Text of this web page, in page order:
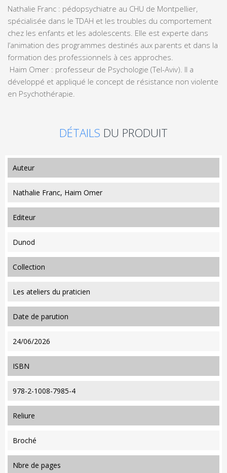
Nathalie Franc : pédopsychiatre au CHU de Montpellier,
spécialisée dans le TDAH et les troubles du comportement
chez les enfants et les adolescents. Elle est experte dans
l’animation des programmes destinés aux parents et dans la
formation des professionnels à ces approches.
Haim Omer : professeur de Psychologie (Tel-Aviv). Il a
développé et appliqué le concept de résistance non violente
en Psychothérapie.
DÉTAILS DU PRODUIT
auteur
Nathalie Franc, Haim Omer
editeur
Dunod
collection
Les ateliers du praticien
date de parution
24/06/2026
ISBN
978-2-1008-7985-4
reliure
Broché
nbre de pages